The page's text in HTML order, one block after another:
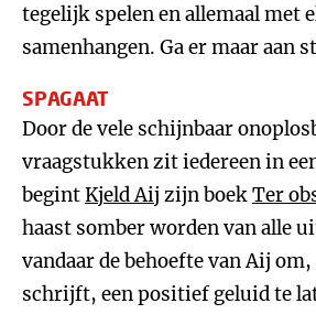
tegelijk spelen en allemaal met
samenhangen. Ga er maar aan
SPAGAAT
Door de vele schijnbaar
vraagstukken zit iedereen in
begintKjeld Aij zijn boekTer
haast somber worden van alle
vandaar de behoefte van Aij
schrijft, een positief geluid te